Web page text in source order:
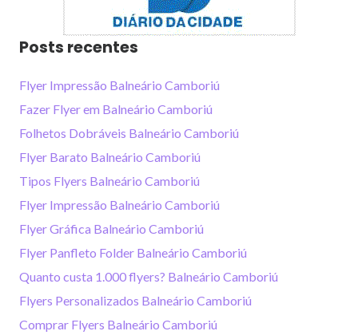
Posts recentes
Flyer Impressão Balneário Camboriú
Fazer Flyer em Balneário Camboriú
Folhetos Dobráveis Balneário Camboriú
Flyer Barato Balneário Camboriú
Tipos Flyers Balneário Camboriú
Flyer Impressão Balneário Camboriú
Flyer Gráfica Balneário Camboriú
Flyer Panfleto Folder Balneário Camboriú
Quanto custa 1.000 flyers? Balneário Camboriú
Flyers Personalizados Balneário Camboriú
Comprar Flyers Balneário Camboriú